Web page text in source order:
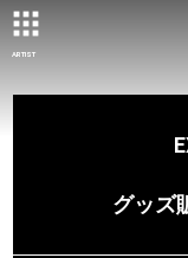
ARTIST
グッズ